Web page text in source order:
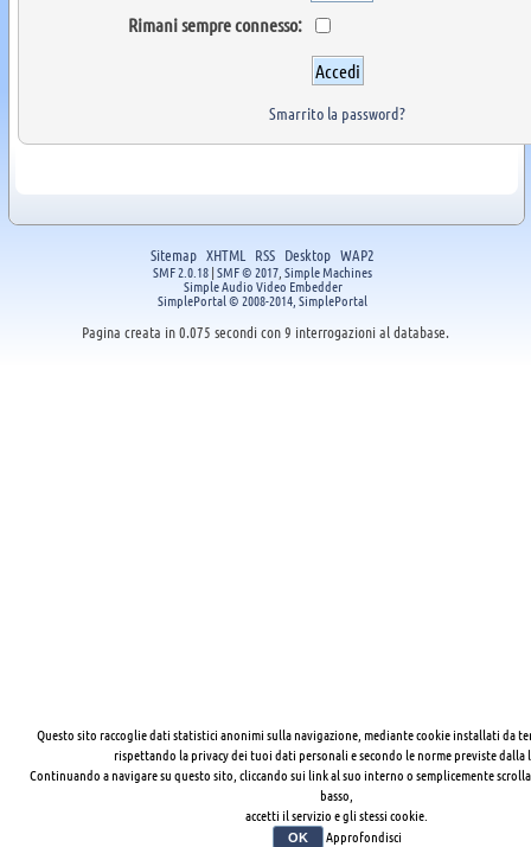
Rimani sempre connesso:
Smarrito la password?
Sitemap XHTML RSS Desktop WAP2
SMF 2.0.18|SMF © 2017 Simple Machines
Simple Audio Video Embedder
SimplePortal © 2008-2014, SimplePortal
Pagina creata in 0.075 secondi con 9 interrogazioni al database.
Questo sito raccoglie dati statistici anonimi sulla navigazione, mediante cookie installati da
rispettando la privacy dei tuoi dati personali e secondo le norme previste dalla
Continuando a navigare su questo sito, cliccando sui link al suo interno o semplicemente
basso,
accetti il servizio e gli stessi cookie.
OK Approfondisci